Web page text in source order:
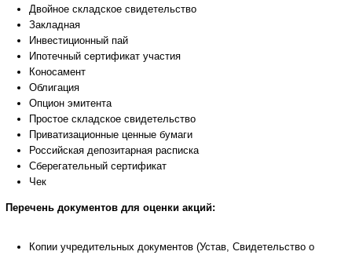
Двойное складское свидетельство
Закладная
Инвестиционный пай
Ипотечный сертификат участия
Коносамент
Облигация
Опцион эмитента
Простое складское свидетельство
Приватизационные ценные бумаги
Российская депозитарная расписка
Сберегательный сертификат
Чек
Перечень документов для оценки акций:
Копии учредительных документов (Устав, Свидетельство о